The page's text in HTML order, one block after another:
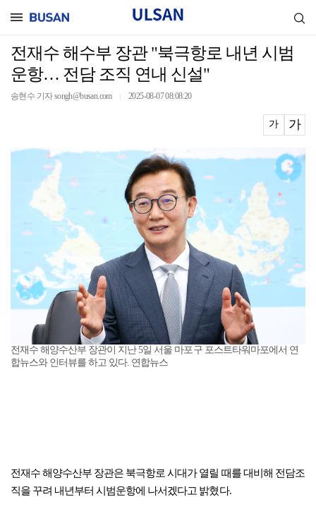
전재수 해수부 장관 "북극항로 내년 시범
운항… 전담 조직 연내 신설"
송현수 기자 songh@busan.com 2025-08-07 08:08:20
가 가
전재수 해양수산부 장관이 지난 5일 서울 마포구 포스트타워마포에서 연
합뉴스와 인터뷰를 하고 있다. 연합뉴스
전재수 해양수산부 장관은 북극항로 시대가 열릴 때를 대비해 전담조
직을 꾸려 내년부터 시범운항에 나서겠다고 밝혔다.